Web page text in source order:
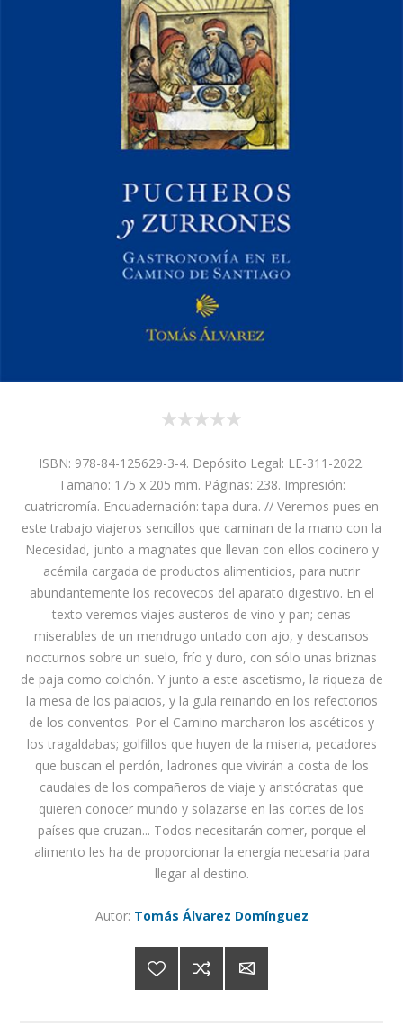
ISBN: 978-84-125629-3-4. Depósito Legal: LE-311-2022.
Tamaño: 175 x 205 mm. Páginas: 238. Impresión:
cuatricromía. Encuadernación: tapa dura. // Veremos pues en
este trabajo viajeros sencillos que caminan de la mano con la
Necesidad, junto a magnates que llevan con ellos cocinero y
acémila cargada de productos alimenticios, para nutrir
abundantemente los recovecos del aparato digestivo. En el
texto veremos viajes austeros de vino y pan; cenas
miserables de un mendrugo untado con ajo, y descansos
nocturnos sobre un suelo, frío y duro, con sólo unas briznas
de paja como colchón. Y junto a este ascetismo, la riqueza de
la mesa de los palacios, y la gula reinando en los refectorios
de los conventos. Por el Camino marcharon los ascéticos y
los tragaldabas; golfillos que huyen de la miseria, pecadores
que buscan el perdón, ladrones que vivirán a costa de los
caudales de los compañeros de viaje y aristócratas que
quieren conocer mundo y solazarse en las cortes de los
países que cruzan... Todos necesitarán comer, porque el
alimento les ha de proporcionar la energía necesaria para
llegar al destino.
Autor: Tomás Álvarez Domínguez